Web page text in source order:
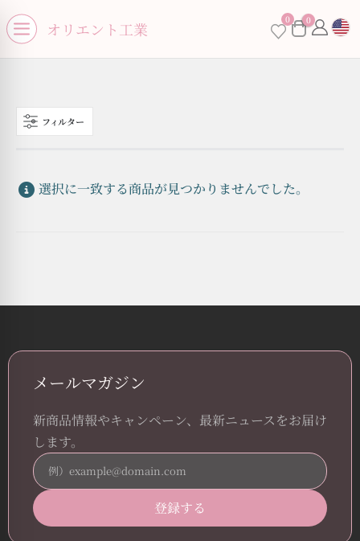
Open menu
オリエント工業 0 0×
menu
フィルター
選択に一致する商品が見つかりませんでした。
メールマガジン
新商品情報やキャンペーン、最新ニュースをお届け
します。